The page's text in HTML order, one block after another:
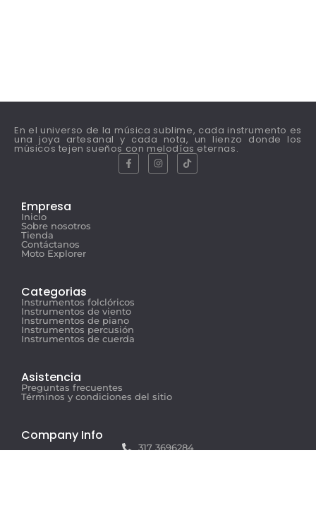
En el universo de la música sublime, cada instrumento es
una joya artesanal y cada nota, un lienzo donde los
músicos tejen sueños con melodías eternas.
Empresa
Inicio
Sobre nosotros
Tienda
Contáctanos
Moto Explorer
Categorias
Instrumentos folclóricos
Instrumentos de viento
Instrumentos de piano
Instrumentos percusión
Instrumentos de cuerda
Asistencia
Preguntas frecuentes
Términos y condiciones del sitio
Company Info
317 3696284